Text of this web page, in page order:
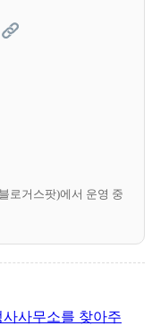
로거스팟)에서 운영 중
사무소를 찾아주